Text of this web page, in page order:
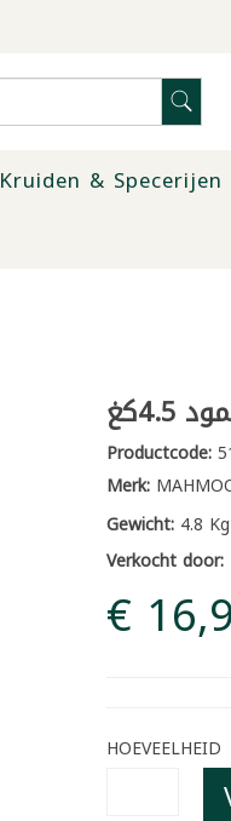
Kruiden & Specerijen
Productcode:
Merk:
Gewicht:4.8 Kg
Verkocht door:
€
HOEVEELHEID